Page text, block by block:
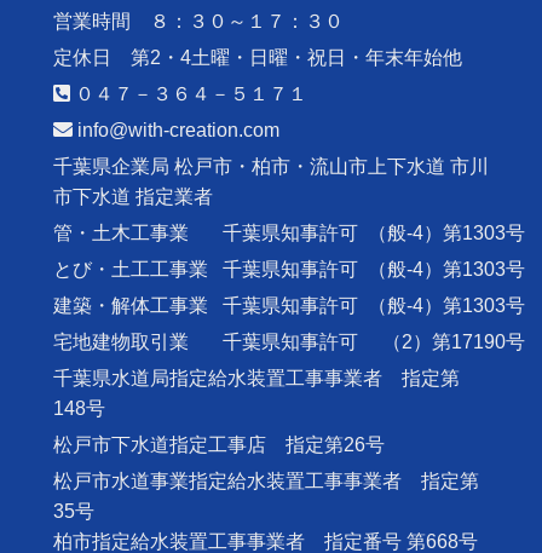
営業時間 ８：３０～１７：３０
定休日 第2・4土曜・日曜・祝日・年末年始他
０４７－３６４－５１７１
info@with-creation.com
千葉県企業局 松戸市・柏市・流山市上下水道 市川
市下水道 指定業者
管・土木工事業
千葉県知事許可
（般-4）第1303号
とび・土工工事業
千葉県知事許可
（般-4）第1303号
建築・解体工事業
千葉県知事許可
（般-4）第1303号
宅地建物取引業
千葉県知事許可
（2）第17190号
千葉県水道局指定給水装置工事事業者 指定第
148号
松戸市下水道指定工事店 指定第26号
松戸市水道事業指定給水装置工事事業者 指定第
35号
柏市指定給水装置工事事業者 指定番号 第668号